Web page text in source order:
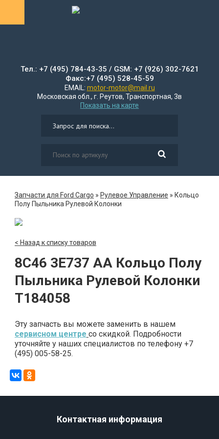
Тел.: +7 (495) 784-43-35 / GSM: +7 (926) 302-7621
Факс:+7 (495) 528-45-59
EMAIL: motor-motor@mail.ru
Московская обл., г. Реутов, Транспортная, 3в
Показать на карте
Запчасти для Ford Cargo » Рулевое Управление » Кольцо
Полу Пыльника Рулевой Колонки
< Назад к списку товаров
8C46 3E737 AA Кольцо Полу
Пыльника Рулевой Колонки
T184058
Эту запчасть вы можете заменить в нашем
сервисном центре со скидкой. Подробности
уточняйте у наших специалистов по телефону +7
(495) 005-58-25.
Контактная информация